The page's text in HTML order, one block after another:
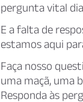
pergunta vital
E a falta de
estamos aqui
Faça nosso
uma maçã, uma
Responda às